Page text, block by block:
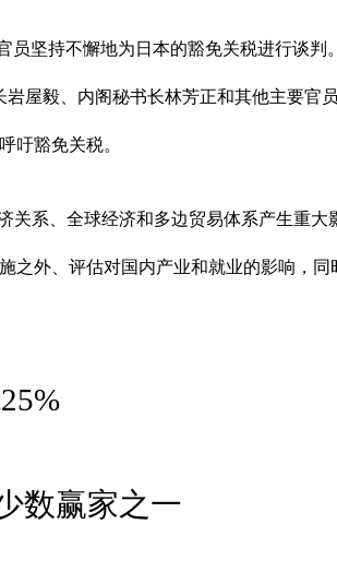
官员坚持不懈地为日本的豁免关税进行
屋毅、内阁秘书长林芳正和其他主要官员
吁豁免关税。
系、全球经济和多边贸易体系产生重大
外、评估对国内产业和就业的影响，
数赢家之一